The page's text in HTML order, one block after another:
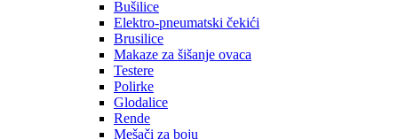
Bušilice
Elektro-pneumatski čekići
Brusilice
Makaze za šišanje ovaca
Testere
Polirke
Glodalice
Rende
Mešači za boju